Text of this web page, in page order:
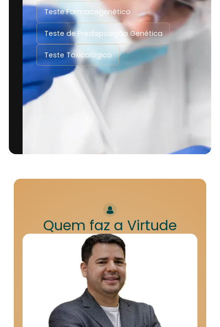
Teste Farmacogenético
Teste de Predisposição Genética
Teste Toxicológico
Quem faz a Virtude